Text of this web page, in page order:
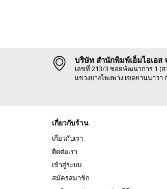
บริษัท สำนักพิมพ์เอ็มไอเอส
เลขที่ 213/3 ซอยพัฒนาการ 1 (ส
แขวงบางโพงพาง เขตยานนาวา
เกี่ยวกับร้าน
เกี่ยวกับเรา
ติดต่อเรา
เข้าสู่ระบบ
สมัครสมาชิก